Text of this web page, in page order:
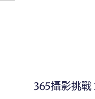
365攝影挑戰